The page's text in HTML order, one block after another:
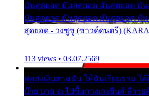
มันสุดยอด มันสุดยอด มันสุดยอด มั
มันสุดยอด มันสุดยอด มันสุดยอด มั
สุดยอด - วงซูซู (ซาวด์ดนตรี)
113 views • 03.07.2569
พ่อส่งเงินสามพัน ให้ฉันเรียนราม ไ
บ๊าย บาย จะไปซื้อกางเกงยีนส์ ลีวาย